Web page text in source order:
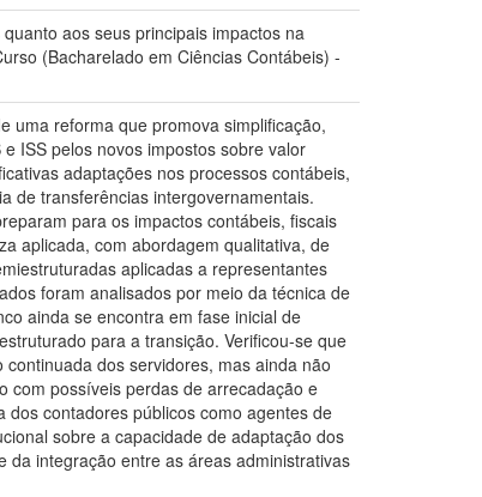
aos seus principais impactos na
(Bacharelado em Ciências Contábeis) -
uma reforma que promova simplificação,
ISS pelos novos impostos sobre valor
adaptações nos processos contábeis,
de transferências intergovernamentais.
para os impactos contábeis, fiscais
aplicada, com abordagem qualitativa, de
aplicadas a representantes
foram analisados por meio da técnica de
ainda se encontra em fase inicial de
para a transição. Verificou-se que
dos servidores, mas ainda não
com possíveis perdas de arrecadação e
contadores públicos como agentes de
sobre a capacidade de adaptação dos
da integração entre as áreas administrativas